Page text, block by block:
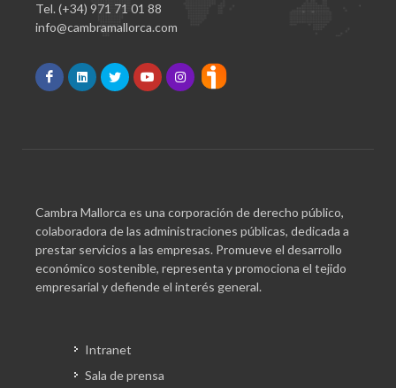
Tel. (+34) 971 71 01 88
info@cambramallorca.com
Cambra Mallorca es una corporación de derecho público,
colaboradora de las administraciones públicas, dedicada a
prestar servicios a las empresas. Promueve el desarrollo
económico sostenible, representa y promociona el tejido
empresarial y defiende el interés general.
Intranet
Sala de prensa